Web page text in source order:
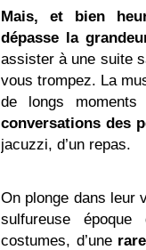
Mais, et bien
dépasse la
assister à une suite
vous trompez. La
de longs moments
conversations des
jacuzzi, d’un repas.
On plonge dans leur
sulfureuse
costumes, d’une